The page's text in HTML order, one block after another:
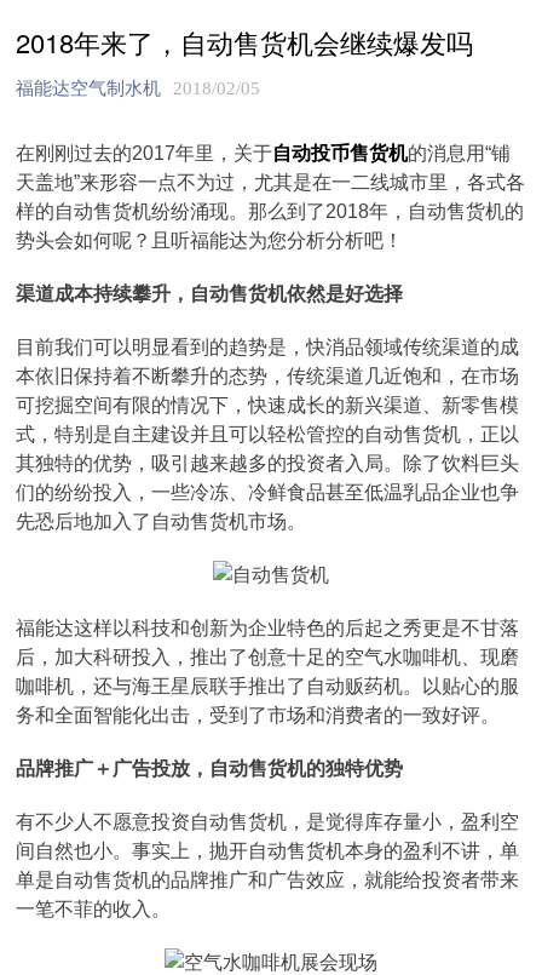
2018年来了，自动售货机会继续爆发吗
福能达空气制水机 2018/02/05
在刚刚过去的2017年里，关于自动投币售货机的消息用“铺
天盖地”来形容一点不为过，尤其是在一二线城市里，各式各
样的自动售货机纷纷涌现。那么到了2018年，自动售货机的
势头会如何呢？且听福能达为您分析分析吧！
渠道成本持续攀升，自动售货机依然是好选择
目前我们可以明显看到的趋势是，快消品领域传统渠道的成
本依旧保持着不断攀升的态势，传统渠道几近饱和，在市场
可挖掘空间有限的情况下，快速成长的新兴渠道、新零售模
式，特别是自主建设并且可以轻松管控的自动售货机，正以
其独特的优势，吸引越来越多的投资者入局。除了饮料巨头
们的纷纷投入，一些冷冻、冷鲜食品甚至低温乳品企业也争
先恐后地加入了自动售货机市场。
福能达这样以科技和创新为企业特色的后起之秀更是不甘落
后，加大科研投入，推出了创意十足的空气水咖啡机、现磨
咖啡机，还与海王星辰联手推出了自动贩药机。以贴心的服
务和全面智能化出击，受到了市场和消费者的一致好评。
品牌推广＋广告投放，自动售货机的独特优势
有不少人不愿意投资自动售货机，是觉得库存量小，盈利空
间自然也小。事实上，抛开自动售货机本身的盈利不讲，单
单是自动售货机的品牌推广和广告效应，就能给投资者带来
一笔不菲的收入。